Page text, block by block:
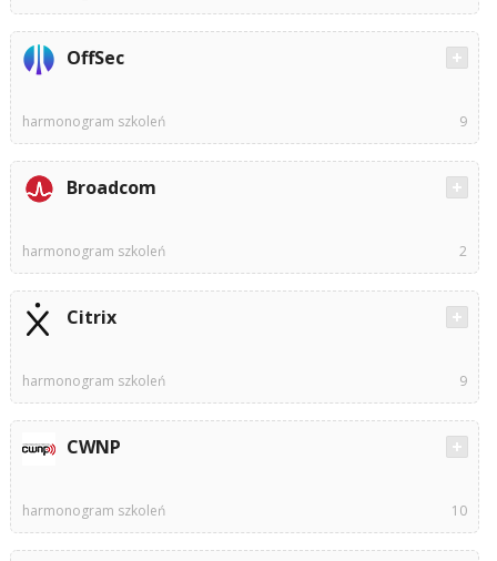
OffSec
harmonogram szkoleń 9
Broadcom
harmonogram szkoleń 2
Citrix
harmonogram szkoleń 9
CWNP
harmonogram szkoleń 10